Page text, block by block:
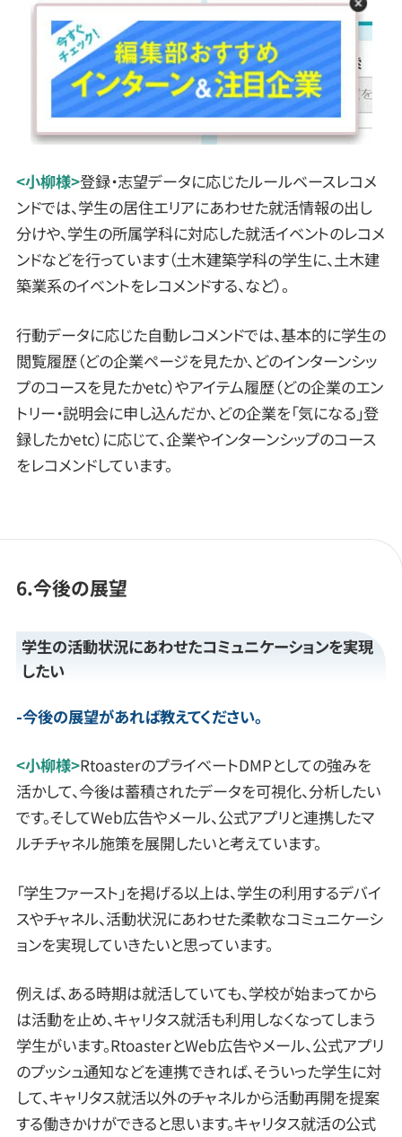
<小柳様>登録・志望データに応じたルールベースレコメ
ンドでは、学生の居住エリアにあわせた就活情報の出し
分けや、学生の所属学科に対応した就活イベントのレコメ
ンドなどを行っています（土木建築学科の学生に、土木建
築業系のイベントをレコメンドする、など）。
行動データに応じた自動レコメンドでは、基本的に学生の
閲覧履歴（どの企業ページを見たか、どのインターンシッ
プのコースを見たかetc）やアイテム履歴（どの企業のエン
トリー・説明会に申し込んだか、どの企業を「気になる」登
録したかetc）に応じて、企業やインターンシップのコース
をレコメンドしています。
6.今後の展望
学生の活動状況にあわせたコミュニケーションを実現
したい
今後の展望があれば教えてください。
<小柳様>RtoasterのプライベートDMPとしての強みを
活かして、今後は蓄積されたデータを可視化、分析したい
です。そしてWeb広告やメール、公式アプリと連携したマ
ルチチャネル施策を展開したいと考えています。
「学生ファースト」を掲げる以上は、学生の利用するデバイ
スやチャネル、活動状況にあわせた柔軟なコミュニケーシ
ョンを実現していきたいと思っています。
例えば、ある時期は就活していても、学校が始まってから
は活動を止め、キャリタス就活も利用しなくなってしまう
学生がいます。RtoasterとWeb広告やメール、公式アプリ
のプッシュ通知などを連携できれば、そういった学生に対
して、キャリタス就活以外のチャネルから活動再開を提案
する働きかけができると思います。キャリタス就活の公式